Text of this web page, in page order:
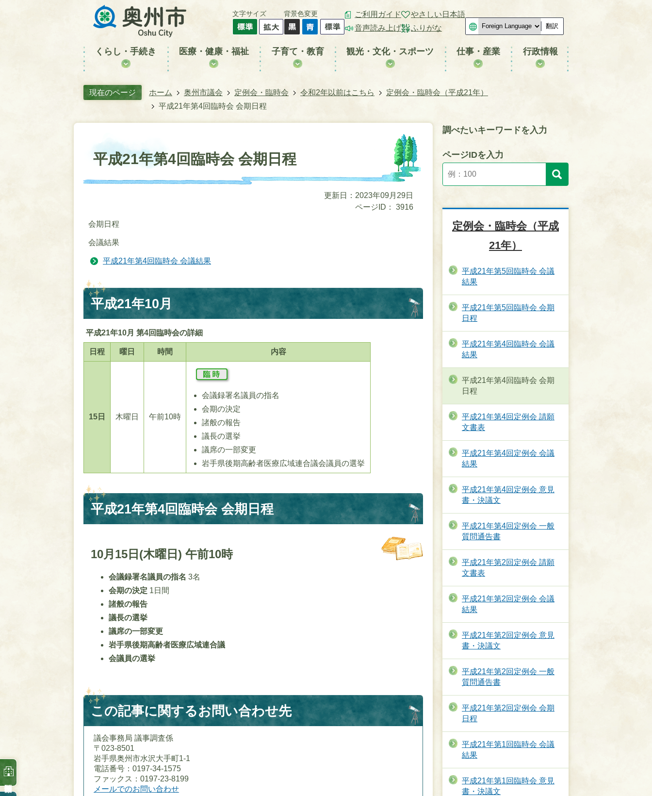
文字サイズ 背景色変更
ご利用ガイド
音声読み上げ
やさしい日本語
ふりがな
翻訳
くらし・手続き 医療・健康・福祉 子育て・教育 観光・文化・スポーツ 仕事・産業 行政情報
現在のページ ホーム 奥州市議会 定例会・臨時会 令和2年以前はこちら
定例会・臨時会（平成21年）
平成21年第4回臨時会 会期日程
平成21年第4回臨時会 会期日程
更新日：2023年09月29日
ページID：
3916
会期日程
会議結果
平成21年第4回臨時会 会議結果
平成21年10月
平成21年10月 第4回臨時会の詳細
日程 曜日 時間 内容
15日 木曜日 午前10時
会議録署名議員の指名
会期の決定
諸般の報告
議長の選挙
議席の一部変更
岩手県後期高齢者医療広域連合議会議員の選挙
平成21年第4回臨時会 会期日程
10月15日(木曜日) 午前10時
会議録署名議員の指名 3名
会期の決定 1日間
諸般の報告
議長の選挙
議席の一部変更
岩手県後期高齢者医療広域連合議
会議員の選挙
この記事に関するお問い合わせ先
議会事務局 議事調査係
〒023-8501
岩手県奥州市水沢大手町1-1
電話番号：0197-34-1575
ファックス：0197-23-8199
メールでのお問い合わせ
調べたいキーワードを入力
ページIDを入力
定例会・臨時会（平成
21年）
平成21年第5回臨時会 会議
結果
平成21年第5回臨時会 会期
日程
平成21年第4回臨時会 会議
結果
平成21年第4回臨時会 会期
日程
平成21年第4回定例会 請願
文書表
平成21年第4回定例会 会議
結果
平成21年第4回定例会 意見
書・決議文
平成21年第4回定例会 一般
質問通告書
平成21年第2回定例会 請願
文書表
平成21年第2回定例会 会議
結果
平成21年第2回定例会 意見
書・決議文
平成21年第2回定例会 一般
質問通告書
平成21年第2回定例会 会期
日程
平成21年第1回臨時会 会議
結果
平成21年第1回臨時会 意見
書・決議文